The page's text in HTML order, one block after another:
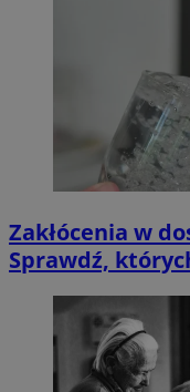
Zakłócenia w
Sprawdź,